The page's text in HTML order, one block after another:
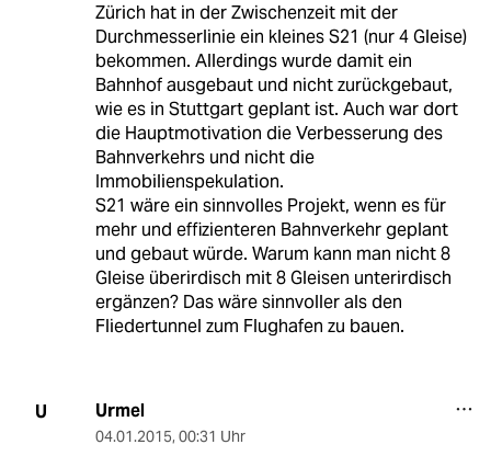
Zürich hat in der Zwischenzeit mit der
Durchmesserlinie ein kleines S21 (nur 4 Gleise)
bekommen. Allerdings wurde damit ein
Bahnhof ausgebaut und nicht zurückgebaut,
wie es in Stuttgart geplant ist. Auch war dort
die Hauptmotivation die Verbesserung des
Bahnverkehrs und nicht die
Immobilienspekulation.
S21 wäre ein sinnvolles Projekt, wenn es für
mehr und effizienteren Bahnverkehr geplant
und gebaut würde. Warum kann man nicht 8
Gleise überirdisch mit 8 Gleisen unterirdisch
ergänzen? Das wäre sinnvoller als den
Fliedertunnel zum Flughafen zu bauen.
U Urmel
04.01.2015, 00:31 Uhr